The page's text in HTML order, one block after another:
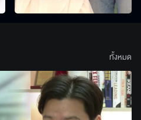
ทั้งหมด